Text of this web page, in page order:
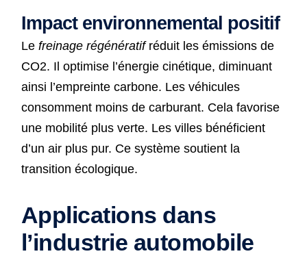
Impact environnemental positif
Le freinage régénératifréduit les émissions de
CO2. Il optimise l’énergie cinétique, diminuant
ainsi l’empreinte carbone. Les véhicules
consomment moins de carburant. Cela favorise
une mobilité plus verte. Les villes bénéficient
d’un air plus pur. Ce système soutient la
transition écologique.
Applications dans
l’industrie automobile